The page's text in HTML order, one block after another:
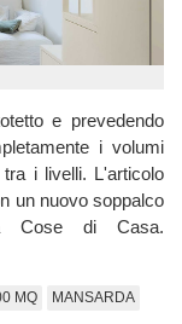
e prevedendo
i volumi
i livelli. L'articolo
un nuovo soppalco
Cose di Casa.
MQ MANSARDA